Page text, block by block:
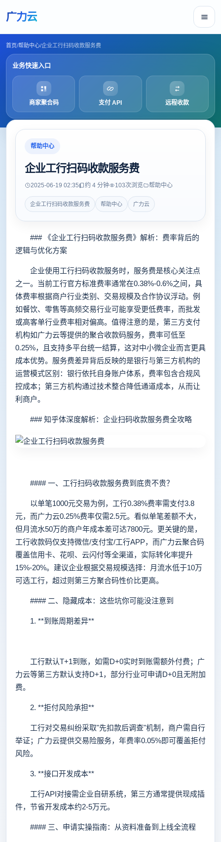
广力云
首页/帮助中心/企业工行扫码收款服务费
业务快速入口
商家聚合码 支付 API 远程收款
帮助中心
企业工行扫码收款服务费
2025-06-19 02:35 约 4 分钟 103次浏览 帮助中心
企业工行扫码收款服务费 帮助中心 广力云
### 《企业工行扫码收款服务费》解析：费率背后的
逻辑与优化方案
企业使用工行扫码收款服务时，服务费是核心关注点
之一。当前工行官方标准费率通常在0.38%-0.6%之间，具
体费率根据商户行业类别、交易规模及合作协议浮动。例
如餐饮、零售等高频交易行业可能享受更低费率，而批发
或高客单行业费率相对偏高。值得注意的是，第三方支付
机构如广力云等提供的聚合收款码服务，费率可低至
0.25%，且支持多平台统一结算，这对中小微企业而言更具
成本优势。服务费差异背后反映的是银行与第三方机构的
运营模式区别：银行依托自身账户体系，费率包含合规风
控成本；第三方机构通过技术整合降低通道成本，从而让
利商户。
### 知乎体深度解析：企业扫码收款服务费全攻略
#### 一、工行扫码收款服务费到底贵不贵？
以单笔1000元交易为例，工行0.38%费率需支付3.8
元，而广力云0.25%费率仅需2.5元。看似单笔差额不大，
但月流水50万的商户年成本差可达7800元。更关键的是，
工行收款码仅支持微信/支付宝/工行APP，而广力云聚合码
覆盖信用卡、花呗、云闪付等全渠道，实际转化率提升
15%-20%。建议企业根据交易规模选择：月流水低于10万
可选工行，超过则第三方聚合码性价比更高。
#### 二、隐藏成本：这些坑你可能没注意到
1. **到账周期差异**
工行默认T+1到账，如需D+0实时到账需额外付费；广
力云等第三方默认支持D+1，部分行业可申请D+0且无附加
费。
2. **拒付风险承担**
工行对交易纠纷采取"先扣款后调查"机制，商户需自行
举证；广力云提供交易险服务，年费率0.05%即可覆盖拒付
风险。
3. **接口开发成本**
工行API对接需企业自研系统，第三方通常提供现成插
件，节省开发成本约2-5万元。
#### 三、申请实操指南：从资料准备到上线全流程